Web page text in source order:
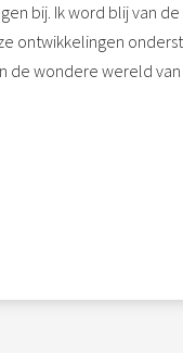
bij. Ik word blij van
ontwikkelingen
wondere wereld